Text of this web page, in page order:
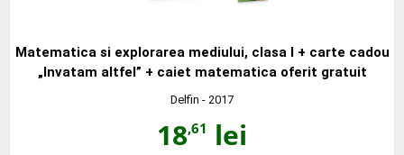
Matematica si explorarea mediului, clasa I + carte cadou
„Invatam altfel” + caiet matematica oferit gratuit
Delfin - 2017
18,61 lei